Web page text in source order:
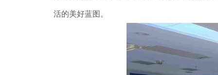
活的美好蓝图。